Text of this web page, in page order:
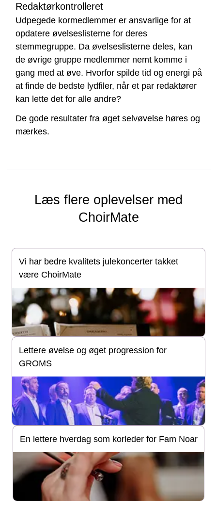
Redaktørkontrolleret
Udpegede kormedlemmer er ansvarlige for at
opdatere øvelseslisterne for deres
stemmegruppe. Da øvelseslisterne deles, kan
de øvrige gruppe medlemmer nemt komme i
gang med at øve. Hvorfor spilde tid og energi på
at finde de bedste lydfiler, når et par redaktører
kan lette det for alle andre?
De gode resultater fra øget selvøvelse høres og
mærkes.
Læs flere oplevelser med
ChoirMate
Vi har bedre kvalitets julekoncerter takket
være ChoirMate
Lettere øvelse og øget progression for
GROMS
En lettere hverdag som korleder for Fam Noar